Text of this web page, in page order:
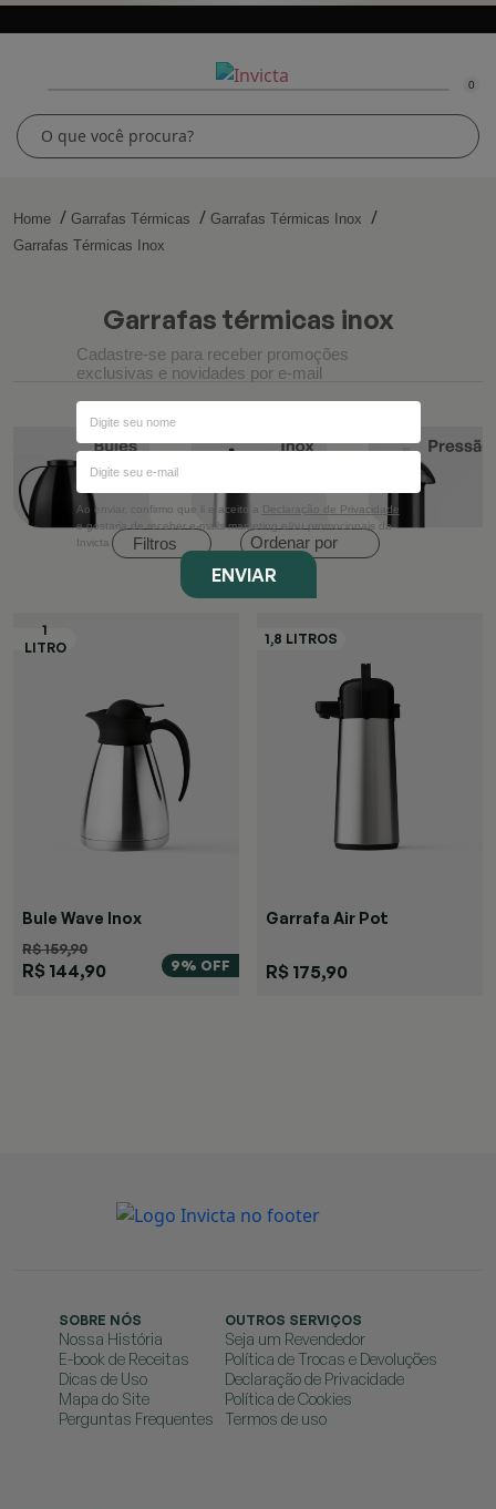
0
Home Garrafas Térmicas
Garrafas Térmicas Inox
Garrafas Térmicas Inox
garrafas térmicas inox
Filtros Ordenar por
Bule Wave Inox
R$ 159,90
R$ 144,90 9% OFF
Garrafa Air Pot
R$ 175,90
SOBRE NÓS
Nossa História
E-book de Receitas
Dicas de Uso
Mapa do Site
Perguntas Frequentes
OUTROS SERVIÇOS
Seja um Revendedor
Política de Trocas e Devoluções
Declaração de Privacidade
Política de Cookies
Termos de uso
Cadastre-se para receber promoções
exclusivas e novidades por e-mail
Ao enviar, confirmo que li e aceito a
Declaração de Privacidade
e gostaria de receber e-mails marketing e/ou promocionais da
Invicta
ENVIAR